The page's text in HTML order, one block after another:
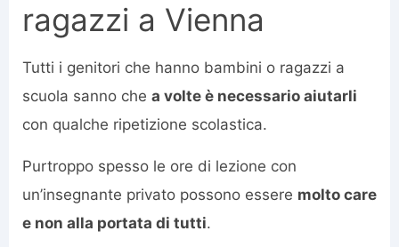
ragazzi a Vienna
Tutti i genitori che hanno bambini o ragazzi a
scuola sanno che a volte è necessario aiutarli
con qualche ripetizione scolastica.
Purtroppo spesso le ore di lezione con
un’insegnante privato possono essere molto care
e non alla portata di tutti.